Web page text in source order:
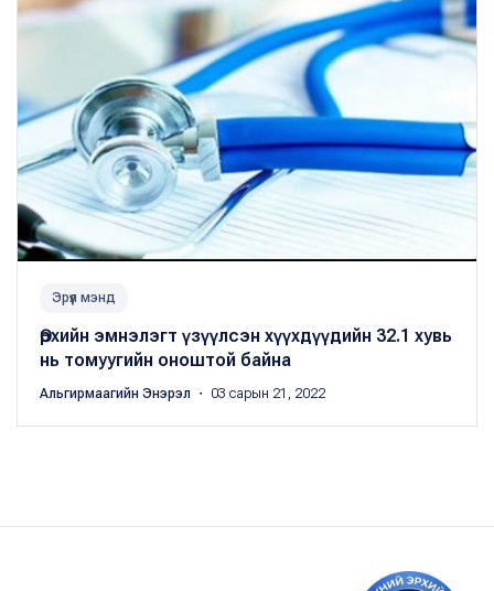
Эрүүл мэнд
Өрхийн эмнэлэгт үзүүлсэн хүүхдүүдийн 32.1 хувь
нь томуугийн оноштой байна
Альгирмаагийн Энэрэл ・ 03 сарын 21, 2022